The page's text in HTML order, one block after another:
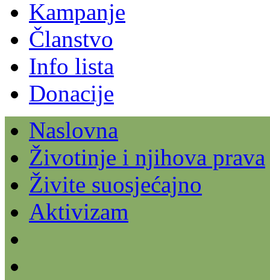
Kampanje
Članstvo
Info lista
Donacije
Naslovna
Životinje i njihova prava
Živite suosjećajno
Aktivizam